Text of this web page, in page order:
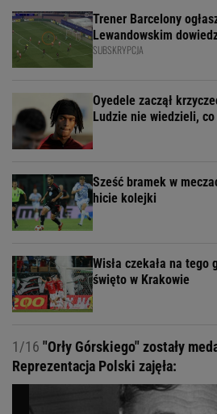
Trener Barcelony
Lewandowskim
SUBSKRYPCJA
Oyedele zaczął
Ludzie nie wiedzieli,
Sześć bramek w
hicie kolejki
Wisła czekała na
święto w Krakowie
1/16 "Orły Górskiego" zostały
Reprezentacja Polski zajęła: